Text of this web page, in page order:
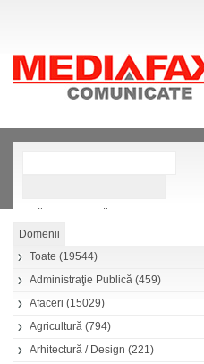
Căutare avansată
Toate (19544)
Administraţie Publică (459)
Afaceri (15029)
Agricultură (794)
Arhitectură / Design (221)